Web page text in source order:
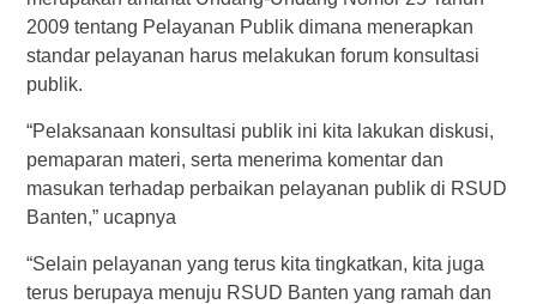
2009 tentang Pelayanan Publik dimana menerapkan
standar pelayanan harus melakukan forum konsultasi
publik.
“Pelaksanaan konsultasi publik ini kita lakukan diskusi,
pemaparan materi, serta menerima komentar dan
masukan terhadap perbaikan pelayanan publik di RSUD
Banten,” ucapnya
“Selain pelayanan yang terus kita tingkatkan, kita juga
terus berupaya menuju RSUD Banten yang ramah dan